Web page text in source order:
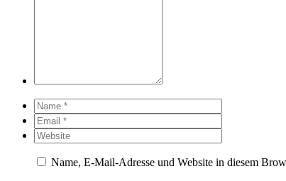
Name, E-Mail-Adresse und Website in diesem